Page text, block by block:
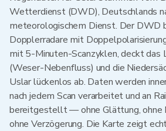
Wetterdienst (DWD), Deutschlands
meteorologischem Dienst. Der DWD
Dopplerradare mit
mit 5-Minuten-Scanzyklen, deckt das
(Weser-Nebenfluss) und die
Uslar lückenlos ab. Daten werden
nach jedem Scan verarbeitet und an
bereitgestellt — ohne Glättung,
ohne Verzögerung. Die Karte zeigt